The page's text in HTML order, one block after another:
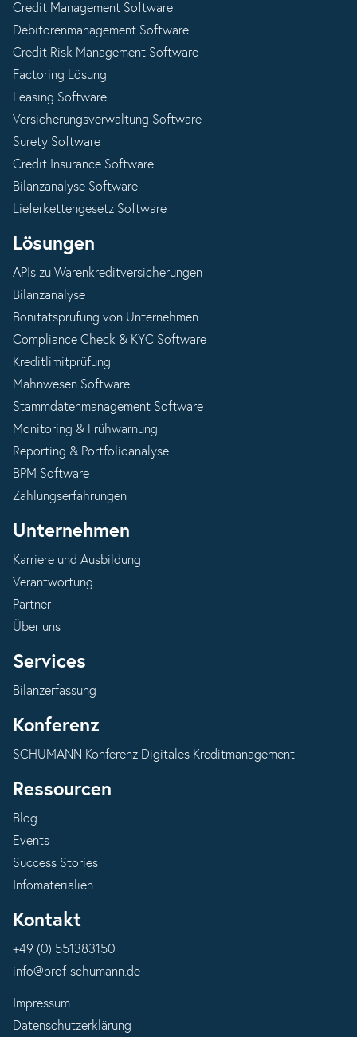
Credit Management Software
Debitorenmanagement Software
Credit Risk Management Software
Factoring Lösung
Leasing Software
Versicherungsverwaltung Software
Surety Software
Credit Insurance Software
Bilanzanalyse Software
Lieferkettengesetz Software
Lösungen
APIs zu Warenkreditversicherungen
Bilanzanalyse
Bonitätsprüfung von Unternehmen
Compliance Check & KYC Software
Kreditlimitprüfung
Mahnwesen Software
Stammdatenmanagement Software
Monitoring & Frühwarnung
Reporting & Portfolioanalyse
BPM Software
Zahlungserfahrungen
Unternehmen
Karriere und Ausbildung
Verantwortung
Partner
Über uns
Services
Bilanzerfassung
Konferenz
SCHUMANN Konferenz Digitales Kreditmanagement
Ressourcen
Blog
Events
Success Stories
Infomaterialien
Kontakt
+49 (0) 551383150
info@prof-schumann.de
Impressum
Datenschutzerklärung